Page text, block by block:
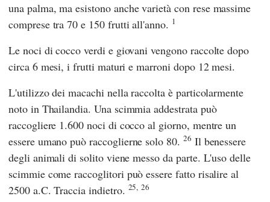
una palma, ma esistono anche varietà con rese massime
comprese tra 70 e 150 frutti all'anno. 1
Le noci di cocco verdi e giovani vengono raccolte dopo
circa 6 mesi, i frutti maturi e marroni dopo 12 mesi.
L'utilizzo dei macachi nella raccolta è particolarmente
noto in Thailandia. Una scimmia addestrata può
raccogliere 1.600 noci di cocco al giorno, mentre un
essere umano può raccoglierne solo 80. 26 Il benessere
degli animali di solito viene messo da parte. L'uso delle
scimmie come raccoglitori può essere fatto risalire al
2500 a.C. Traccia indietro. 25, 26